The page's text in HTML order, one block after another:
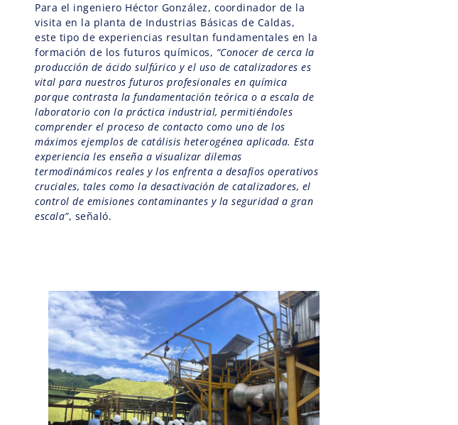
Para el ingeniero Héctor González, coordinador de la
visita en la planta de Industrias Básicas de Caldas,
este tipo de experiencias resultan fundamentales en la
formación de los futuros químicos, “Conocer de cerca la
producción de ácido sulfúrico y el uso de catalizadores es
vital para nuestros futuros profesionales en química
porque contrasta la fundamentación teórica o a escala de
laboratorio con la práctica industrial, permitiéndoles
comprender el proceso de contacto como uno de los
máximos ejemplos de catálisis heterogénea aplicada. Esta
experiencia les enseña a visualizar dilemas
termodinámicos reales y los enfrenta a desafíos operativos
cruciales, tales como la desactivación de catalizadores, el
control de emisiones contaminantes y la seguridad a gran
escala”, señaló.